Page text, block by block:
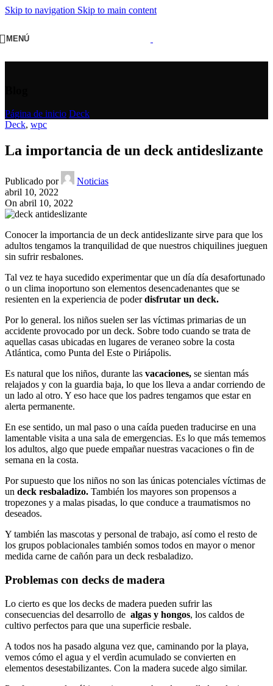
Skip to navigation Skip to main content
MENÚ
Página de inicio Deck
Deck, wpc
La importancia de un deck antideslizante
Publicado por
Noticias
abril 10, 2022
On abril 10, 2022
Conocer la importancia de un deck antideslizante sirve para que los
adultos tengamos la tranquilidad de que nuestros chiquilines jueguen
sin sufrir resbalones.
Tal vez te haya sucedido experimentar que un día día desafortunado
o un clima inoportuno son elementos desencadenantes que se
resienten en la experiencia de poderdisfrutar un deck.
Por lo general. los niños suelen ser las víctimas primarias de un
accidente provocado por un deck. Sobre todo cuando se trata de
aquellas casas ubicadas en lugares de veraneo sobre la costa
Atlántica, como Punta del Este o Piriápolis.
Es natural que los niños, durante las vacaciones, se sientan más
relajados y con la guardia baja, lo que los lleva a andar corriendo de
un lado al otro. Y eso hace que los padres tengamos que estar en
alerta permanente.
En ese sentido, un mal paso o una caída pueden traducirse en una
lamentable visita a una sala de emergencias. Es lo que más tememos
los adultos, algo que puede empañar nuestras vacaciones o fin de
semana en la costa.
Por supuesto que los niños no son las únicas potenciales víctimas de
un deck resbaladizo. También los mayores son propensos a
tropezones y a malas pisadas, lo que conduce a traumatismos no
deseados.
Y también las mascotas y personal de trabajo, así como el resto de
los grupos poblacionales también somos todos en mayor o menor
medida carne de cañón para un deck resbaladizo.
Problemas con decks de madera
Lo cierto es que los decks de madera pueden sufrir las
consecuencias del desarrollo de algas y hongos, los caldos de
cultivo perfectos para que una superficie resbale.
A todos nos ha pasado alguna vez que, caminando por la playa,
vemos cómo el agua y el verdìn acumulado se convierten en
elementos desestabilizantes. Con la madera sucede algo similar.